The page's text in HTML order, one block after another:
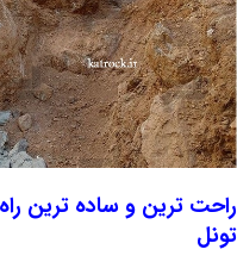
راحت ترین و ساده ترین
تونل